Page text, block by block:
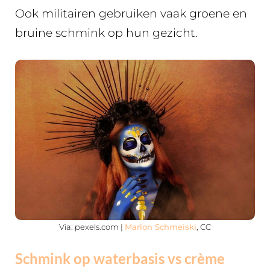
Ook militairen gebruiken vaak groene en
bruine schmink op hun gezicht.
Via: pexels.com | Marlon Schmeiski , CC
Schmink op waterbasis vs crème